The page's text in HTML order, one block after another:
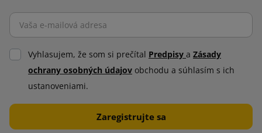
Vyhlasujem, že som si prečítal Predpisy a Zásady
ochrany osobných údajov obchodu a súhlasím s ich
ustanoveniami.